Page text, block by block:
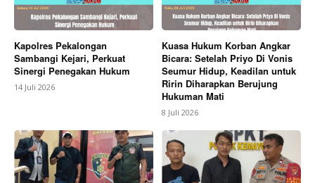
Kapolres Pekalongan
Sambangi Kejari, Perkuat
Sinergi Penegakan Hukum
14 Juli 2026
Kuasa Hukum Korban Angkar
Bicara: Setelah Priyo Di Vonis
Seumur Hidup, Keadilan untuk
Ririn Diharapkan Berujung
Hukuman Mati
8 Juli 2026